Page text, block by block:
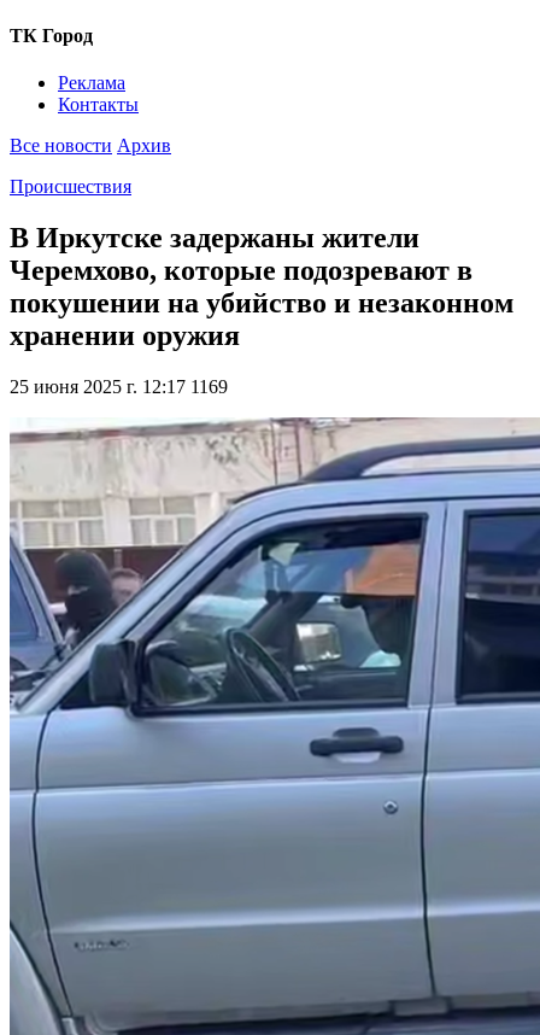
ТК Город
Реклама
Контакты
Все новости Архив
Происшествия
В Иркутске задержаны жители
Черемхово, которые подозревают в
покушении на убийство и незаконном
хранении оружия
25 июня 2025 г. 12:17 1169